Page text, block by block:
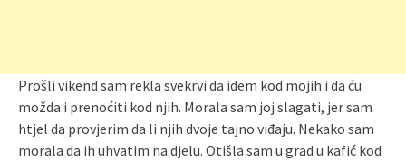
Prošli vikend sam rekla svekrvi da idem kod mojih i da ću
možda i prenoćiti kod njih. Morala sam joj slagati, jer sam
htjel da provjerim da li njih dvoje tajno viđaju. Nekako sam
morala da ih uhvatim na djelu. Otišla sam u grad u kafić kod